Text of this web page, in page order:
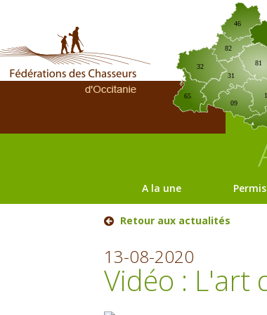
09
31
32
46
65
81
82
A la une
Retour aux actualités
13-08-2020
Vidéo : L'art